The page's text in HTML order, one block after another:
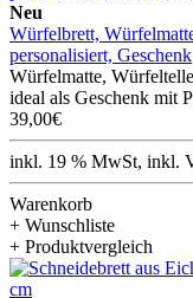
Neu
Würfelbrett,
personalisiert, Geschenk
Würfelmatte,
ideal als Geschenk mit
39,00€
inkl. 19 % MwSt, inkl.
Warenkorb
+ Wunschliste
+ Produktvergleich